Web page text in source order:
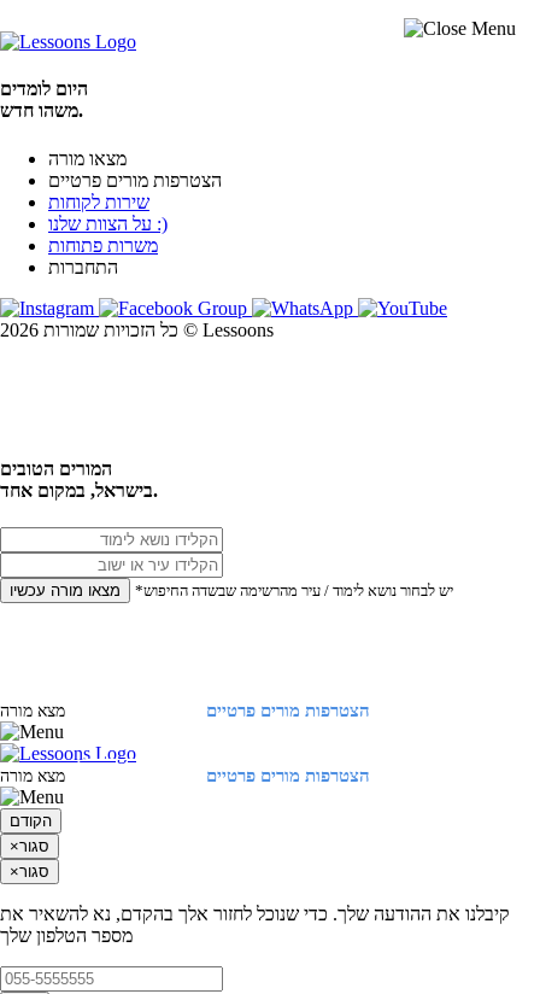
היום לומדים
משהו חדש.
מצאו מורה
הצטרפות מורים פרטיים
שירות לקוחות
על הצוות שלנו :)
משרות פתוחות
התחברות
כל הזכויות שמורות 2026 © Lessoons
המורים הטובים
בישראל, במקום אחד.
מצאו מורה עכשיו *יש לבחור נושא לימוד / עיר מהרשימה שבשדה החיפוש
הצטרפות מורים פרטיים מצא מורה
הצטרפות מורים פרטיים מצא מורה
הקודם
×סגור
×סגור
קיבלנו את ההודעה שלך. כדי שנוכל לחזור אלך בהקדם, נא להשאיר את
מספר הטלפון שלך